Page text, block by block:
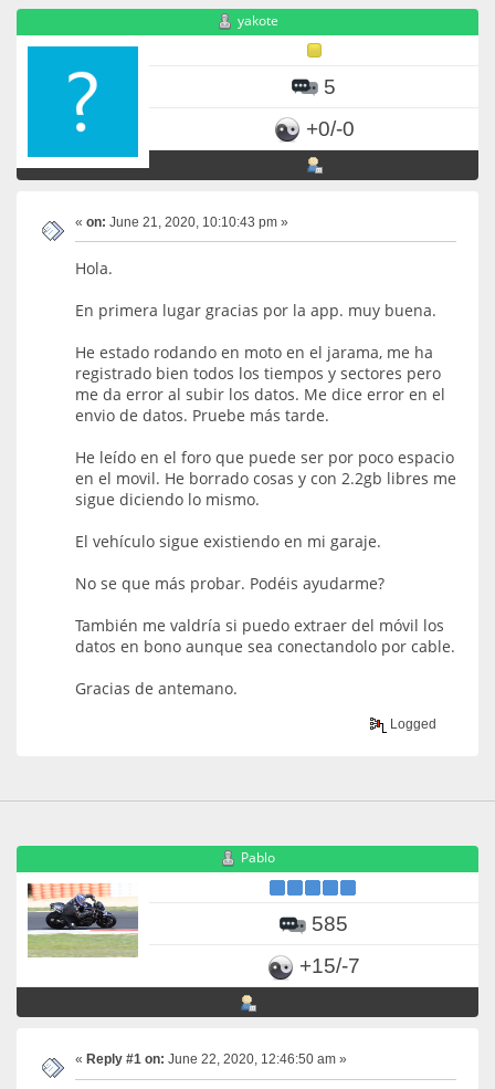
yakote
5
+0/-0
« on: June 21, 2020, 10:10:43 pm »
Hola.
En primera lugar gracias por la app. muy buena.
He estado rodando en moto en el jarama, me ha
registrado bien todos los tiempos y sectores pero
me da error al subir los datos. Me dice error en el
envio de datos. Pruebe más tarde.
He leído en el foro que puede ser por poco espacio
en el movil. He borrado cosas y con 2.2gb libres me
sigue diciendo lo mismo.
El vehículo sigue existiendo en mi garaje.
No se que más probar. Podéis ayudarme?
También me valdría si puedo extraer del móvil los
datos en bono aunque sea conectandolo por cable.
Gracias de antemano.
Logged
Pablo
585
+15/-7
« Reply #1 on: June 22, 2020, 12:46:50 am »